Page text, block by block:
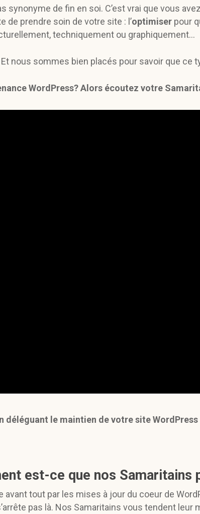
synonyme de fin en soi. C’est vrai que vous
de prendre soin de votre site : l’optimiser pour
techniquement ou graphiquement…
nous sommes bien placés pour savoir que ce
WordPress? Alors écoutez votre
déléguant le maintien de votre site
est-ce que nos Samaritains
avant tout par les mises à jour du coeur de
pas là. Nos Samaritains vous tendent leur